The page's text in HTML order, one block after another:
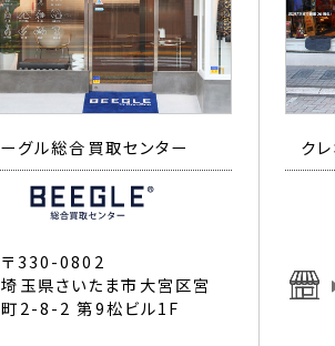
グル総合買取センター
〒330-0802
埼玉県さいたま市大宮区宮
町2-8-2 第9松ビル1F
ク